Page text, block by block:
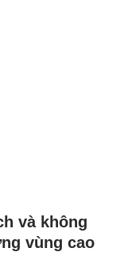
và không
vùng cao